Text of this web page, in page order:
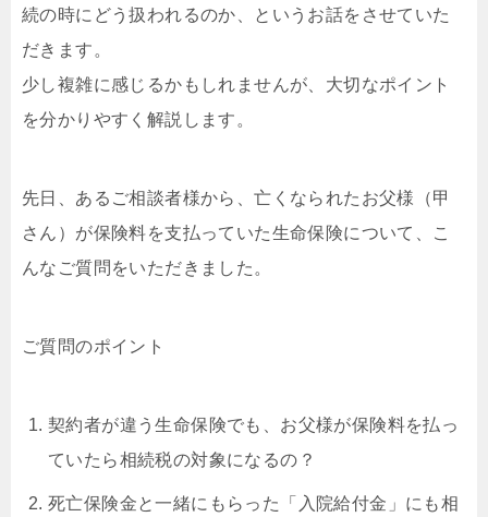
続の時にどう扱われるのか、というお話をさせていた
だきます。
少し複雑に感じるかもしれませんが、大切なポイント
を分かりやすく解説します。
先日、あるご相談者様から、亡くなられたお父様（甲
さん）が保険料を支払っていた生命保険について、こ
んなご質問をいただきました。
ご質問のポイント
契約者が違う生命保険でも、お父様が保険料を払っ
ていたら相続税の対象になるの？
死亡保険金と一緒にもらった「入院給付金」にも相